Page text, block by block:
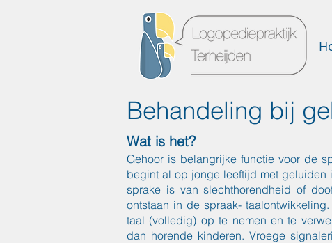
Behandeling bij
Wat is het?
Gehoor is belangrijke functie voor de
begint al op jonge leeftijd met geluiden
sprake is van slechthorendheid of
ontstaan in de spraak-
taal (volledig) op te nemen en te
dan horende kinderen. Vroege